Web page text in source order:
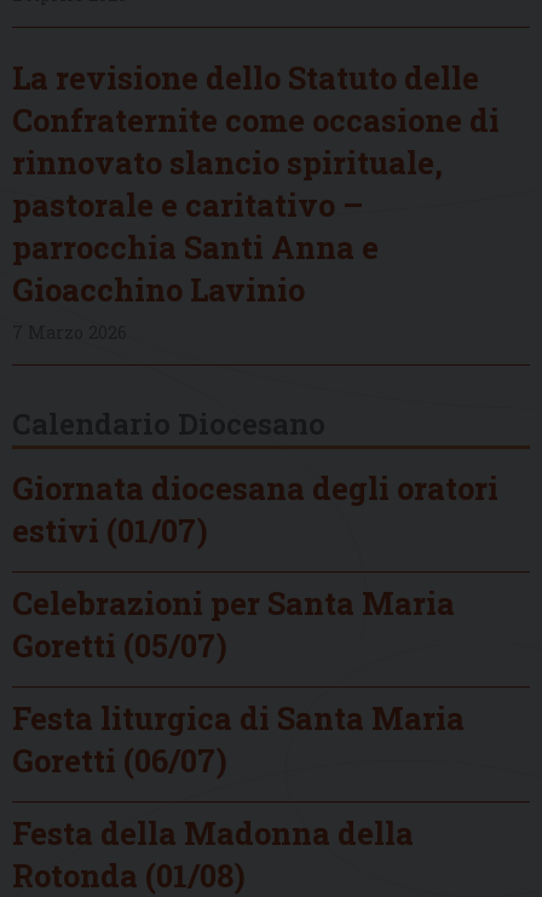
La revisione dello Statuto delle
Confraternite come occasione di
rinnovato slancio spirituale,
pastorale e caritativo –
parrocchia Santi Anna e
Gioacchino Lavinio
Giornata diocesana degli oratori
estivi (01/07)
Celebrazioni per Santa Maria
Goretti (05/07)
Festa liturgica di Santa Maria
Goretti (06/07)
Festa della Madonna della
Rotonda (01/08)